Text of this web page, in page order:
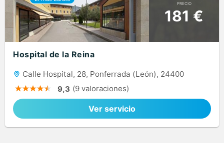
PRECIO
181 €
Hospital de la Reina
Calle Hospital, 28, Ponferrada (León), 24400
9,3 (9 valoraciones)
Ver servicio